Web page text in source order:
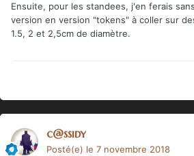
Ensuite, pour les standees, j'en ferais
version en version "tokens" à coller sur
1.5, 2 et 2,5cm de diamètre.
c@ssidy
Posté(e) le 7 novembre 2018